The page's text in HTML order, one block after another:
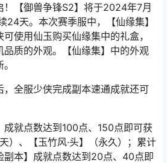
！【御兽争锋S2】将于2024年7月
天。本次赛季服中，【仙缘集】
使用仙玉购买仙缘集中的礼盒，
品质的外观。【仙缘集】中的外观
，全服少侠完成副本速通成就还可
成就点数达到100点、150点即可获
）、【玉竹风·头】（永久）；累计
副本】成就点数达到20点、40点即